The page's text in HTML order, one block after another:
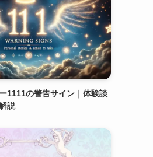
1111の警告サイン｜体験談
説